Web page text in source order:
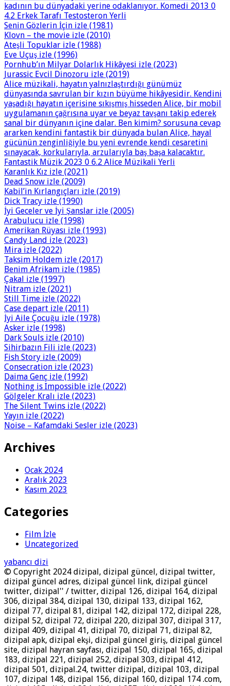
kadının bu dünyadaki yerine odaklanıyor. Komedi 2013 0
4.2 Erkek Tarafı Testosteron Yerli
Senin Gözlerin İçin izle (1981)
Klovn – the movie izle (2010)
Ateşli Topuklar izle (1988)
Eve Uçuş izle (1996)
Pornhub’ın Milyar Dolarlık Hikâyesi izle (2023)
Jurassic Evcil Dinozoru izle (2019)
Alice müzikali, hayatın yalnızlaştırdığı günümüz
dünyasında savrulan bir kızın büyüme hikâyesidir. Kendini
yaşadığı hayatın içerisine sıkışmış hisseden Alice, bir mobil
uygulamanın çağrısına uyar ve beyaz tavşanı takip ederek
sanal bir dünyanın içine dalar. Ben kimim? sorusuna cevap
ararken kendini fantastik bir dünyada bulan Alice, hayal
gücünün zenginliğiyle bu yeni evrende kendi cesaretini
sınayacak, korkularıyla, arzularıyla baş başa kalacaktır.
Fantastik Müzik 2023 0 6.2 Alice Müzikali Yerli
Karanlık Kız izle (2021)
Dead Snow izle (2009)
Kabil’in Kırlangıçları izle (2019)
Dick Tracy izle (1990)
İyi Geceler ve İyi Şanslar izle (2005)
Arabulucu izle (1998)
Amerikan Rüyası izle (1993)
Candy Land izle (2023)
Mira izle (2022)
Taksim Holdem izle (2017)
Benim Afrikam izle (1985)
Çakal izle (1997)
Nitram izle (2021)
Still Time izle (2022)
Case depart izle (2011)
İyi Aile Çocuğu izle (1978)
Asker izle (1998)
Dark Souls izle (2010)
Sihirbazın Fili izle (2023)
Fish Story izle (2009)
Consecration izle (2023)
Daima Genç izle (1992)
Nothing is Impossible izle (2022)
Gölgeler Kralı izle (2023)
The Silent Twins izle (2022)
Yayın izle (2022)
Noise – Kafamdaki Sesler izle (2023)
Archives
Ocak 2024
Aralık 2023
Kasım 2023
Categories
Film İzle
Uncategorized
yabancı dizi
© Copyright 2024 dizipal, dizipal güncel, dizipal twitter,
dizipal güncel adres, dizipal güncel link, dizipal güncel
twitter, dizipal'' / twitter, dizipal 126, dizipal 164, dizipal
306, dizipal 384, dizipal 130, dizipal 133, dizipal 162,
dizipal 77, dizipal 81, dizipal 142, dizipal 172, dizipal 228,
dizipal 52, dizipal 72, dizipal 220, dizipal 307, dizipal 317,
dizipal 409, dizipal 41, dizipal 70, dizipal 71, dizipal 82,
dizipal apk, dizipal ekşi, dizipal güncel giriş, dizipal güncel
site, dizipal hayran sayfası, dizipal 150, dizipal 165, dizipal
183, dizipal 221, dizipal 252, dizipal 303, dizipal 412,
dizipal 501, dizipal.24, twitter dizipal, dizipal 103, dizipal
107, dizipal 148, dizipal 156, dizipal 160, dizipal 174 .com,